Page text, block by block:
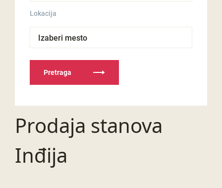
Lokacija
Izaberi mesto
Pretraga
Prodaja stanova
Inđija